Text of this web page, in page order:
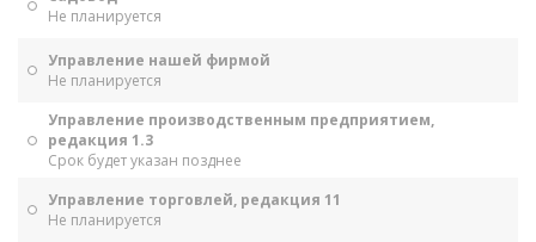
Не планируется
Управление нашей фирмой
Не планируется
Управление производственным предприятием,
редакция 1.3
Срок будет указан позднее
Управление торговлей, редакция 11
Не планируется